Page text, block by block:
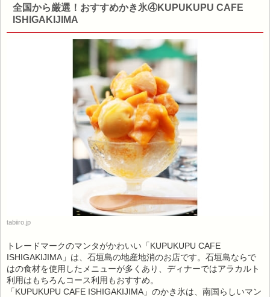
全国から厳選！おすすめかき氷④KUPUKUPU CAFE
ISHIGAKIJIMA
tabiiro.jp
トレードマークのマンタがかわいい「KUPUKUPU CAFE
ISHIGAKIJIMA」は、石垣島の地産地消のお店です。石垣島ならで
はの食材を使用したメニューが多くあり、ディナーではアラカルト
利用はもちろんコース利用もおすすめ。
「KUPUKUPU CAFE ISHIGAKIJIMA」のかき氷は、南国らしいマン